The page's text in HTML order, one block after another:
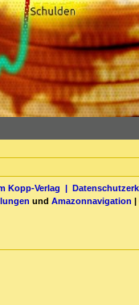
Kopp-Verlag |
und Amazonnavigation |